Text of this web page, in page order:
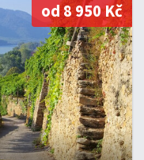
od 8 950 Kč